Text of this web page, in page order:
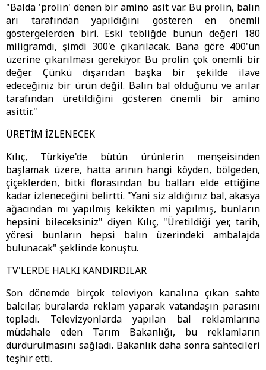
"Balda 'prolin' denen bir amino asit var. Bu prolin, balın
arı tarafından yapıldığını gösteren en önemli
göstergelerden biri. Eski tebliğde bunun değeri 180
miligramdı, şimdi 300'e çıkarılacak. Bana göre 400'ün
üzerine çıkarılması gerekiyor. Bu prolin çok önemli bir
değer. Çünkü dışarıdan başka bir şekilde ilave
edeceğiniz bir ürün değil. Balın bal olduğunu ve arılar
tarafından üretildiğini gösteren önemli bir amino
asittir."
ÜRETİM İZLENECEK
Kılıç, Türkiye'de bütün ürünlerin menşeisinden
başlamak üzere, hatta arının hangi köyden, bölgeden,
çiçeklerden, bitki florasından bu balları elde ettiğine
kadar izleneceğini belirtti. "Yani siz aldığınız bal, akasya
ağacından mı yapılmış kekikten mi yapılmış, bunların
hepsini bileceksiniz" diyen Kılıç, "Üretildiği yer, tarih,
yöresi bunların hepsi balın üzerindeki ambalajda
bulunacak" şeklinde konuştu.
TV'LERDE HALKI KANDIRDILAR
Son dönemde birçok televiyon kanalına çıkan sahte
balcılar, buralarda reklam yaparak vatandaşın parasını
topladı. Televizyonlarda yapılan bal reklamlarına
müdahale eden Tarım Bakanlığı, bu reklamların
durdurulmasını sağladı. Bakanlık daha sonra sahtecileri
teşhir etti.